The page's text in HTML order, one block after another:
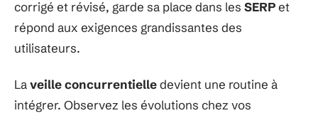
corrigé et révisé, garde sa place dans les SERPet
répond aux exigences grandissantes des
utilisateurs.
Laveille concurrentielledevient une routine à
intégrer. Observez les évolutions chez vos